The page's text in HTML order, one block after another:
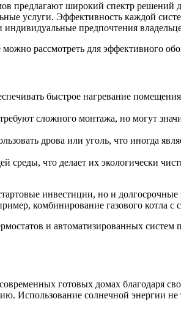
предлагают широкий спектр
услуги. Эффективность каждой
индивидуальные предпочтения
рассмотреть для эффективного
быстрое нагревание
сложного монтажа, но могут
дрова или уголь, что иногда
среды, что делает их экологически
инвестиции, но и
комбинирование газового котла
и автоматизированных
готовых домах
Использование солнечной энергии